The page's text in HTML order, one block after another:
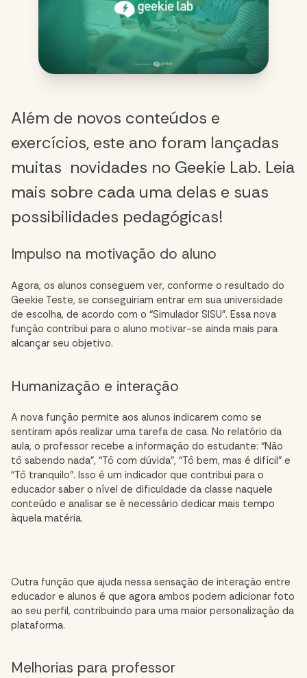
Além de novos conteúdos e
exercícios, este ano foram lançadas
muitas novidades no Geekie Lab. Leia
mais sobre cada uma delas e suas
possibilidades pedagógicas!
Impulso na motivação do aluno
Agora, os alunos conseguem ver, conforme o resultado do
Geekie Teste, se conseguiriam entrar em sua universidade
de escolha, de acordo com o “Simulador SISU”. Essa nova
função contribui para o aluno motivar-se ainda mais para
alcançar seu objetivo.
Humanização e interação
A nova função permite aos alunos indicarem como se
sentiram após realizar uma tarefa de casa. No relatório da
aula, o professor recebe a informação do estudante: “Não
tô sabendo nada”, “Tô com dúvida”, “Tô bem, mas é difícil” e
“Tô tranquilo”. Isso é um indicador que contribui para o
educador saber o nível de dificuldade da classe naquele
conteúdo e analisar se é necessário dedicar mais tempo
àquela matéria.
Outra função que ajuda nessa sensação de interação entre
educador e alunos é que agora ambos podem adicionar foto
ao seu perfil, contribuindo para uma maior personalização da
plataforma.
Melhorias para professor